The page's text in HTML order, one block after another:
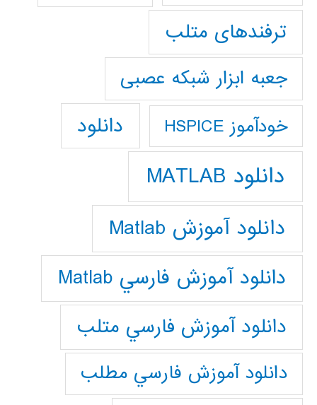
ترفندهای متلب
جعبه ابزار شبکه عصبی
خودآموز HSPICE دانلود
دانلود MATLAB
دانلود آموزش Matlab
دانلود آموزش فارسي Matlab
دانلود آموزش فارسي متلب
دانلود آموزش فارسي مطلب